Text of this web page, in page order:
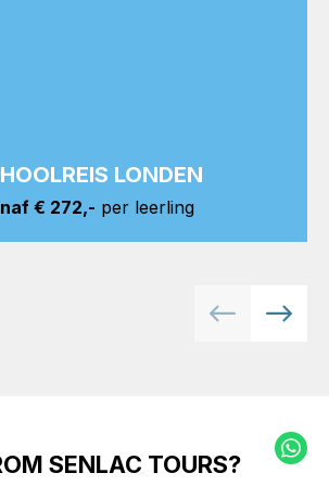
LONDEN
€ 272,- per leerling
SENLAC TOURS?